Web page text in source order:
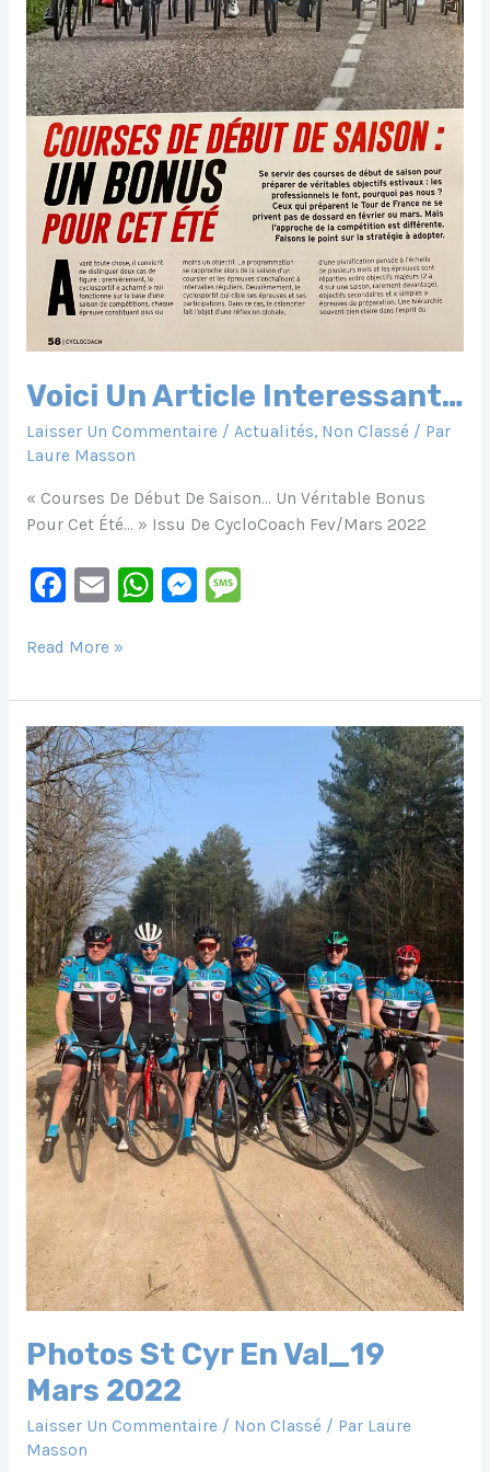
Voici Un Article Interessant…
Laisser Un Commentaire / Actualités, Non Classé / Par
Laure Masson
« Courses De Début De Saison… Un Véritable Bonus
Pour Cet Été… » Issu De CycloCoach Fev/Mars 2022
F
C
E
B
O
O
K
E
Ai
L
W
S
A
P
P
M
S
E
N
Er
M
S
A
Voici
Article
Interessant…
Read More »
Photos St Cyr En Val_19
Mars 2022
Laisser Un Commentaire / Non Classé / Par Laure
Masson